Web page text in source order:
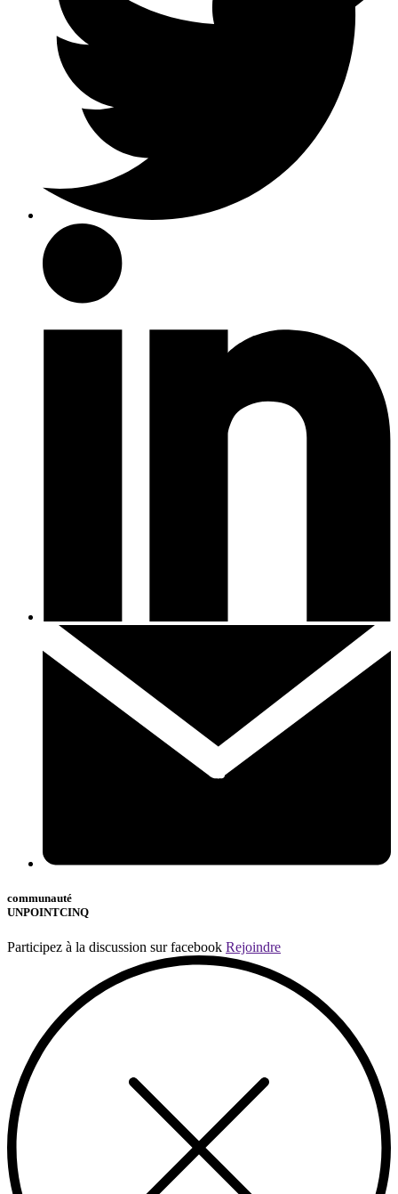
communauté
UNPOINTCINQ
Participez à la discussion sur facebook Rejoindre